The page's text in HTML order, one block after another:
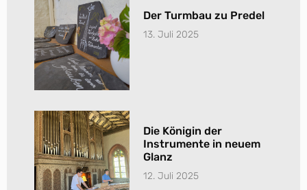
Der Turmbau zu Predel
13. Juli 2025
Die Königin der
Instrumente in neuem
Glanz
12. Juli 2025